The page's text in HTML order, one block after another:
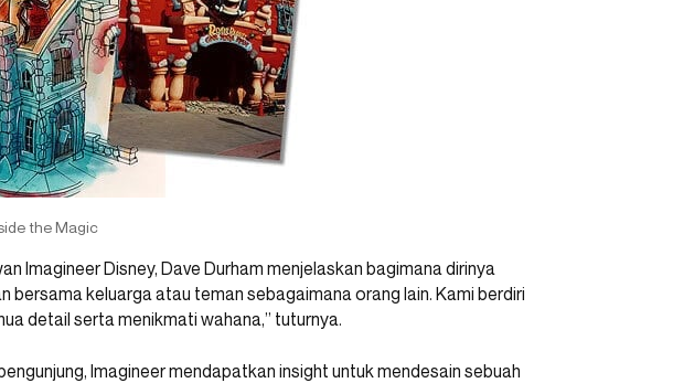
the Magic
Imagineer Disney, Dave Durham menjelaskan bagimana dirinya
bersama keluarga atau teman sebagaimana orang lain. Kami berdiri
detail serta menikmati wahana,” tuturnya.
Imagineer mendapatkan insight untuk mendesain sebuah